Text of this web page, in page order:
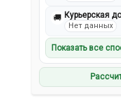
🚚 Курьерская
Нет данных
Показать все